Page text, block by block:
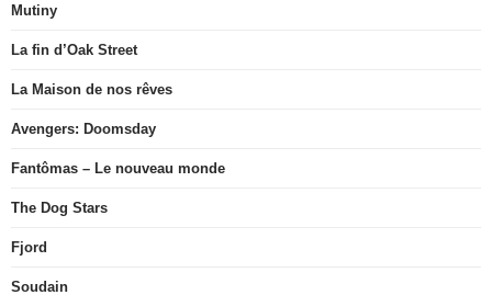
Mutiny
La fin d’Oak Street
La Maison de nos rêves
Avengers: Doomsday
Fantômas – Le nouveau monde
The Dog Stars
Fjord
Soudain